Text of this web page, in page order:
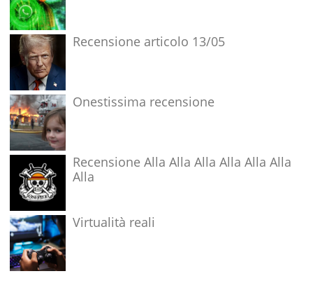
Recensione articolo 13/05
Onestissima recensione
Recensione Alla Alla Alla Alla Alla Alla
Alla
Virtualità reali